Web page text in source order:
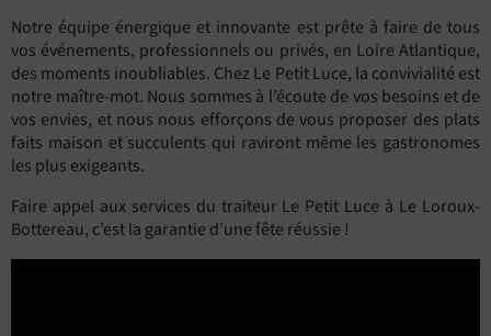
Notre équipe énergique et innovante est prête à faire de tous
vos événements, professionnels ou privés, en Loire Atlantique,
des moments inoubliables. Chez Le Petit Luce, la convivialité est
notre maître-mot. Nous sommes à l’écoute de vos besoins et de
vos envies, et nous nous efforçons de vous proposer des plats
faits maison et succulents qui raviront même les gastronomes
les plus exigeants.
Faire appel aux services du traiteur Le Petit Luce à Le Loroux-
Bottereau, c’est la garantie d’une fête réussie !